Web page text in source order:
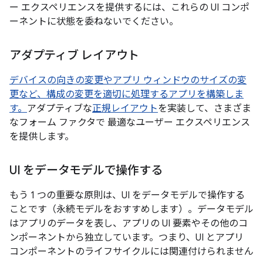
ー エクスペリエンスを提供するには、これらの UI コンポ
ーネントに状態を委ねないでください。
アダプティブ レイアウト
デバイスの向きの変更やアプリ ウィンドウのサイズの変
更など、構成の変更を適切に処理するアプリを構築しま
す。 アダプティブな正規レイアウトを実装して、さまざま
なフォーム ファクタで 最適なユーザー エクスペリエンス
を提供します。
UI をデータモデルで操作する
もう 1 つの重要な原則は、UI をデータモデルで操作する
ことです（永続モデルをおすすめします）。データモデル
はアプリのデータを表し、アプリの UI 要素やその他のコ
ンポーネントから独立しています。つまり、UI とアプリ
コンポーネントのライフサイクルには関連付けられません